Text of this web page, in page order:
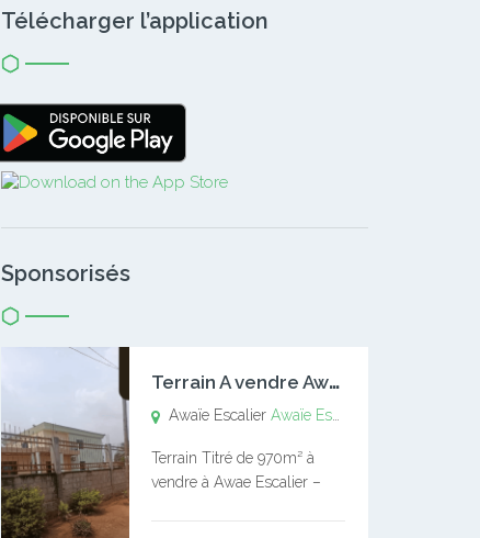
Télécharger l’application
Sponsorisés
T
errain A vendre Awaïe Escalier
Awaïe EscalierAwaïe Escalier
Terrain Titré de 970m² à
vendre à Awae Escalier –